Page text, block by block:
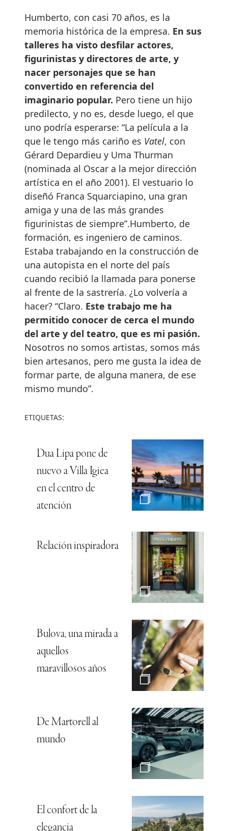
Humberto, con casi 70 años, es la
memoria histórica de la empresa. En sus
talleres ha visto desfilar actores,
figurinistas y directores de arte, y
nacer personajes que se han
convertido en referencia del
imaginario popular. Pero tiene un hijo
predilecto, y no es, desde luego, el que
uno podría esperarse: “La película a la
que le tengo más cariño es Vatel, con
Gérard Depardieu y Uma Thurman
(nominada al Oscar a la mejor dirección
artística en el año 2001). El vestuario lo
diseñó Franca Squarciapino, una gran
amiga y una de las más grandes
figurinistas de siempre”.Humberto, de
formación, es ingeniero de caminos.
Estaba trabajando en la construcción de
una autopista en el norte del país
cuando recibió la llamada para ponerse
al frente de la sastrería. ¿Lo volvería a
hacer? “Claro. Este trabajo me ha
permitido conocer de cerca el mundo
del arte y del teatro, que es mi pasión.
Nosotros no somos artistas, somos más
bien artesanos, pero me gusta la idea de
formar parte, de alguna manera, de ese
mismo mundo”.
ETIQUETAS:
Dua Lipa pone de
nuevo a Villa Igiea
en el centro de
atención
Relación inspiradora
Bulova, una mirada a
aquellos
maravillosos años
De Martorell al
mundo
El confort de la
elegancia